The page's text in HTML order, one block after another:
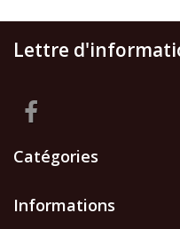
Lettre
Catégories
Informations